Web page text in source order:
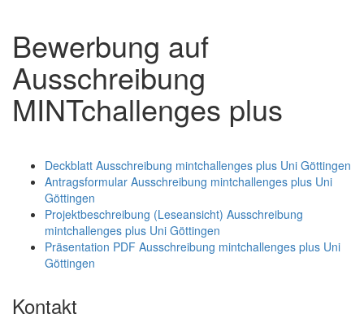
Bewerbung auf
Ausschreibung
MINTchallenges plus
Deckblatt Ausschreibung mintchallenges plus Uni Göttingen
Antragsformular Ausschreibung mintchallenges plus Uni
Göttingen
Projektbeschreibung (Leseansicht) Ausschreibung
mintchallenges plus Uni Göttingen
Präsentation PDF Ausschreibung mintchallenges plus Uni
Göttingen
Kontakt